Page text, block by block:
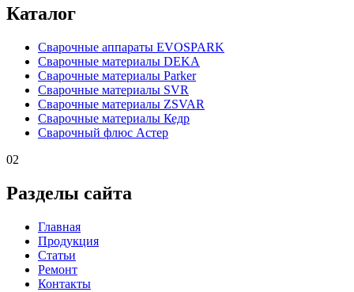
Каталог
Сварочные аппараты EVOSPARK
Сварочные материалы DEKA
Сварочные материалы Parker
Сварочные материалы SVR
Сварочные материалы ZSVAR
Сварочные материалы Кедр
Сварочный флюс Астер
02
Разделы сайта
Главная
Продукция
Статьи
Ремонт
Контакты